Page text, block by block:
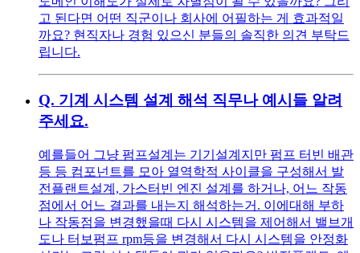
고 된다면 어떤 직군이나 회사에 어필하는 게 효과적일
까요? 현직자나 경험 있으신 분들의 솔직한 의견 부탁드
립니다.
Q. 기계 시스템 설계 해석 직무나 예시들 알려
주세요.
예를들어 그냥 펌프설계는 기기설계지만 펌프 터빈 배관
등 등 컴포넌트를 모아 열역학적 사이클을 구성해서 발
전플랜트설계, 가스터빈 엔진 설계를 하거나, 어느 작동
점에서 어느 결과를 내는지 해석하는거. 이에대해 부하
나 작동점을 변경했을때 다시 시스템을 제어해서 밸브개
도나 터보펌프 rpm등을 변경해서 다시 시스템을 안정화